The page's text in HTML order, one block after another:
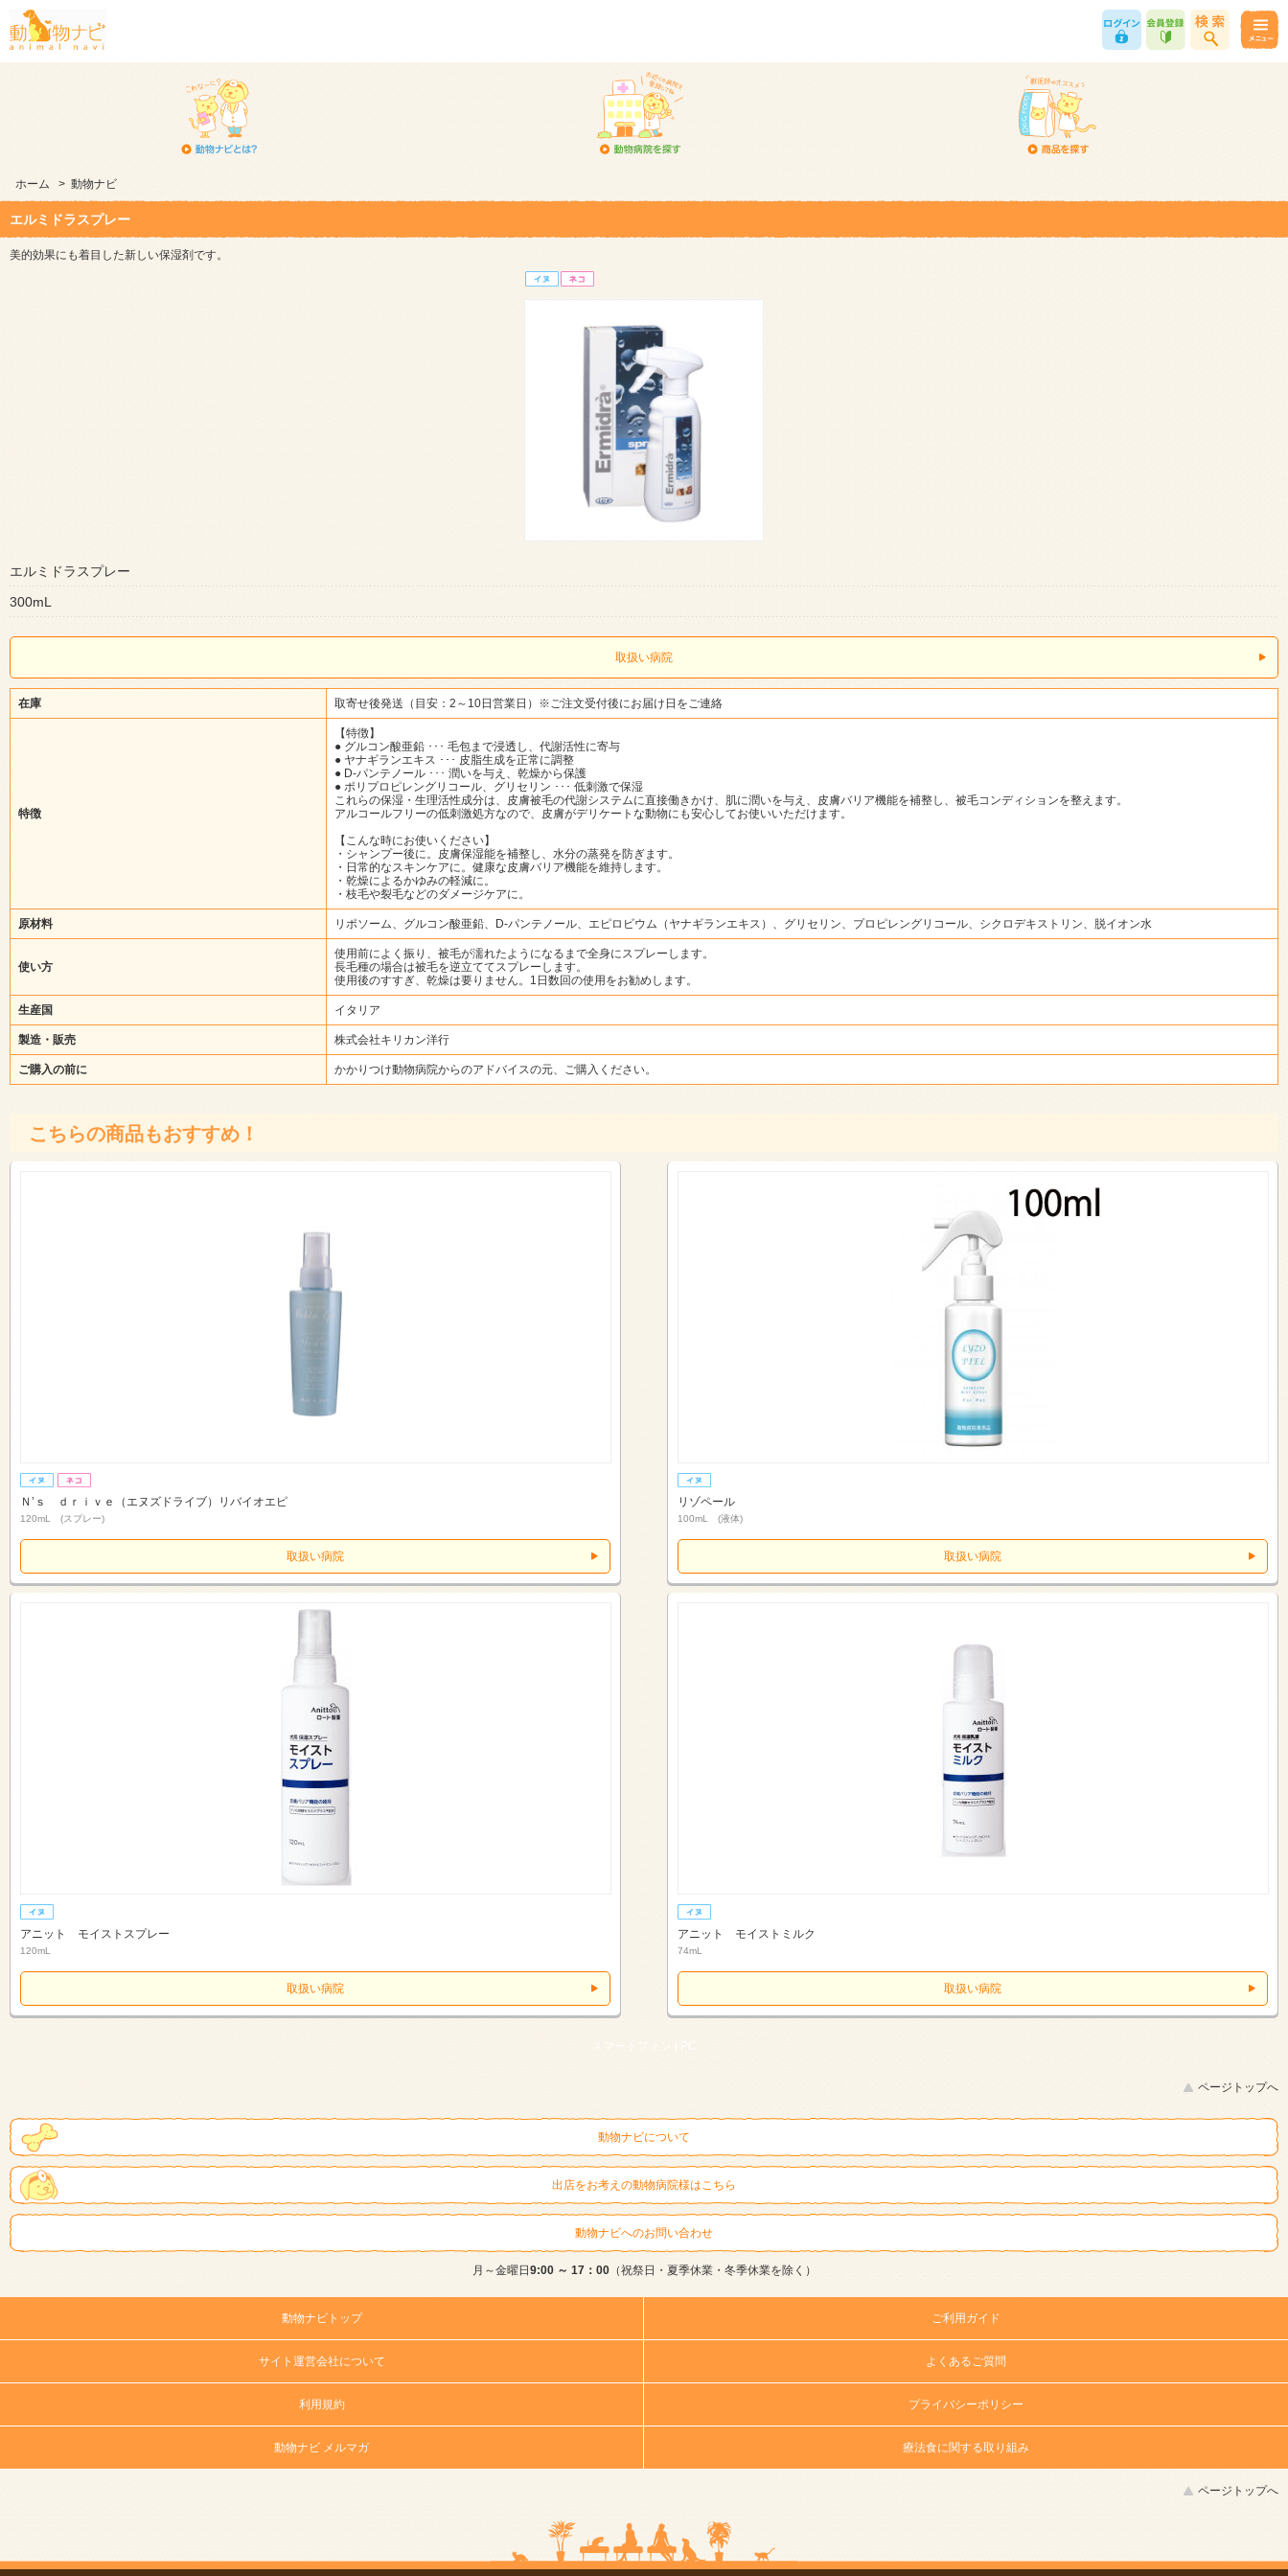
ホーム > 動物ナビ
エルミドラスプレー
美的効果にも着目した新しい保湿剤です。
エルミドラスプレー
300mL
取扱い病院
在庫 取寄せ後発送（目安：2～10日営業日）※ご注文受付後にお届け日をご連絡
特徴
【特徴】
● グルコン酸亜鉛 ･･･ 毛包まで浸透し、代謝活性に寄与
● ヤナギランエキス ･･･ 皮脂生成を正常に調整
● D-パンテノール ･･･ 潤いを与え、乾燥から保護
● ポリプロピレングリコール、グリセリン ･･･ 低刺激で保湿
これらの保湿・生理活性成分は、皮膚被毛の代謝システムに直接働きかけ、肌に潤いを与え、皮膚バリア機能を補整し、被毛コンディションを整えます。
アルコールフリーの低刺激処方なので、皮膚がデリケートな動物にも安心してお使いいただけます。
【こんな時にお使いください】
・シャンプー後に。皮膚保湿能を補整し、水分の蒸発を防ぎます。
・日常的なスキンケアに。健康な皮膚バリア機能を維持します。
・乾燥によるかゆみの軽減に。
・枝毛や裂毛などのダメージケアに。
原材料 リポソーム、グルコン酸亜鉛、D-パンテノール、エピロビウム（ヤナギランエキス）、グリセリン、プロピレングリコール、シクロデキストリン、脱イオン水
使い方
使用前によく振り、被毛が濡れたようになるまで全身にスプレーします。
長毛種の場合は被毛を逆立ててスプレーします。
使用後のすすぎ、乾燥は要りません。1日数回の使用をお勧めします。
生産国 イタリア
製造・販売 株式会社キリカン洋行
ご購入の前に かかりつけ動物病院からのアドバイスの元、ご購入ください。
こちらの商品もおすすめ！
Ｎ’ｓ ｄｒｉｖｅ（エヌズドライブ）リバイオエピ
120mL (スプレー)
取扱い病院
リゾペール
100mL (液体)
取扱い病院
アニット モイストスプレー
120mL
取扱い病院
アニット モイストミルク
74mL
取扱い病院
スマートフォン | PC
ページトップへ
動物ナビについて
出店をお考えの動物病院様はこちら
動物ナビへのお問い合わせ
月～金曜日9:00 ～ 17：00（祝祭日・夏季休業・冬季休業を除く）
動物ナビトップ ご利用ガイド
サイト運営会社について よくあるご質問
利用規約 プライバシーポリシー
動物ナビ メルマガ 療法食に関する取り組み
ページトップへ